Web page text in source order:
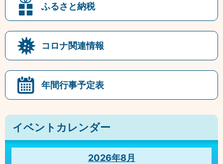
ふるさと納税
コロナ関連情報
年間行事予定表
イベントカレンダー
2026年8月